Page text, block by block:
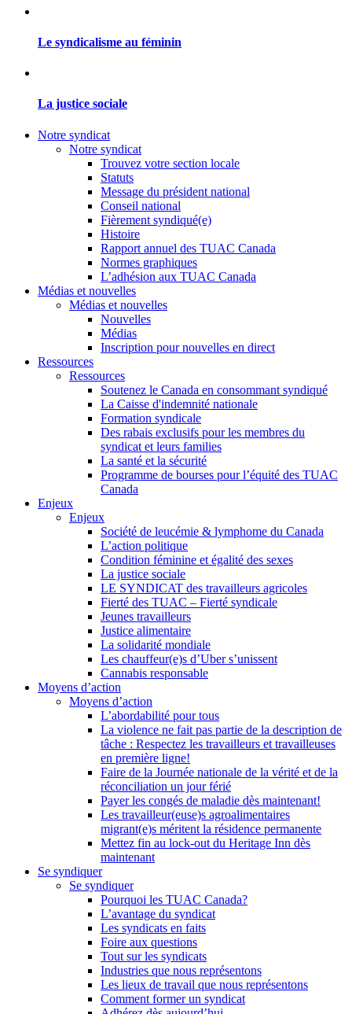
Le syndicalisme au féminin
La justice sociale
Notre syndicat
Notre syndicat
Trouvez votre section locale
Statuts
Message du président national
Conseil national
Fièrement syndiqué(e)
Histoire
Rapport annuel des TUAC Canada
Normes graphiques
L’adhésion aux TUAC Canada
Médias et nouvelles
Médias et nouvelles
Nouvelles
Médias
Inscription pour nouvelles en direct
Ressources
Ressources
Soutenez le Canada en consommant syndiqué
La Caisse d'indemnité nationale
Formation syndicale
Des rabais exclusifs pour les membres du
syndicat et leurs families
La santé et la sécurité
Programme de bourses pour l’équité des TUAC
Canada
Enjeux
Enjeux
Société de leucémie & lymphome du Canada
L’action politique
Condition féminine et égalité des sexes
La justice sociale
LE SYNDICAT des travailleurs agricoles
Fierté des TUAC – Fierté syndicale
Jeunes travailleurs
Justice alimentaire
La solidarité mondiale
Les chauffeur(e)s d’Uber s’unissent
Cannabis responsable
Moyens d’action
Moyens d’action
L’abordabilité pour tous
La violence ne fait pas partie de la description de
tâche : Respectez les travailleurs et travailleuses
en première ligne!
Faire de la Journée nationale de la vérité et de la
réconciliation un jour férié
Payer les congés de maladie dès maintenant!
Les travailleur(euse)s agroalimentaires
migrant(e)s méritent la résidence permanente
Mettez fin au lock-out du Heritage Inn dès
maintenant
Se syndiquer
Se syndiquer
Pourquoi les TUAC Canada?
L’avantage du syndicat
Les syndicats en faits
Foire aux questions
Tout sur les syndicats
Industries que nous représentons
Les lieux de travail que nous représentons
Comment former un syndicat